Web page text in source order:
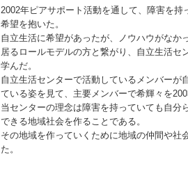
2002年ピアサポート活動を通して、障害を
希望を抱いた。
自立生活に希望があったが、ノウハウがなか
居るロールモデルの方と繋がり、自立生活セ
学んだ。
自立生活センターで活動しているメンバーが
ている姿を見て、主要メンバーで希輝々を
当センターの理念は障害を持っていても自分
できる地域社会を作ることである。
その地域を作っていくために地域の仲間や社
た。